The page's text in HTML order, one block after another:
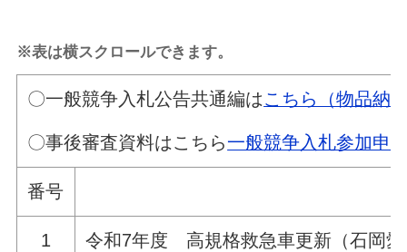
※表は横スクロールできます。
〇一般競争入札公告共通編はこちら（物品納
〇事後審査資料はこちら一般競争入札参加申
番号
1 令和7年度 高規格救急車更新（石岡愛